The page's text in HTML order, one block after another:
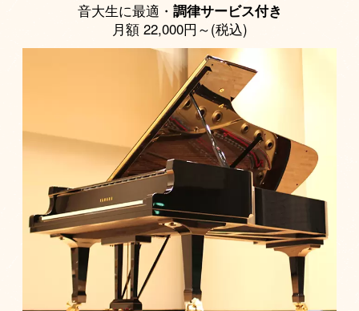
音大生に最適・ 調律サービス付き
月額 22,000円～(税込)